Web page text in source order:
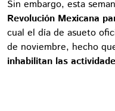
Sin embargo, esta
Revolución Mexicana
cual el día de asueto
de noviembre, hecho
inhabilitan las